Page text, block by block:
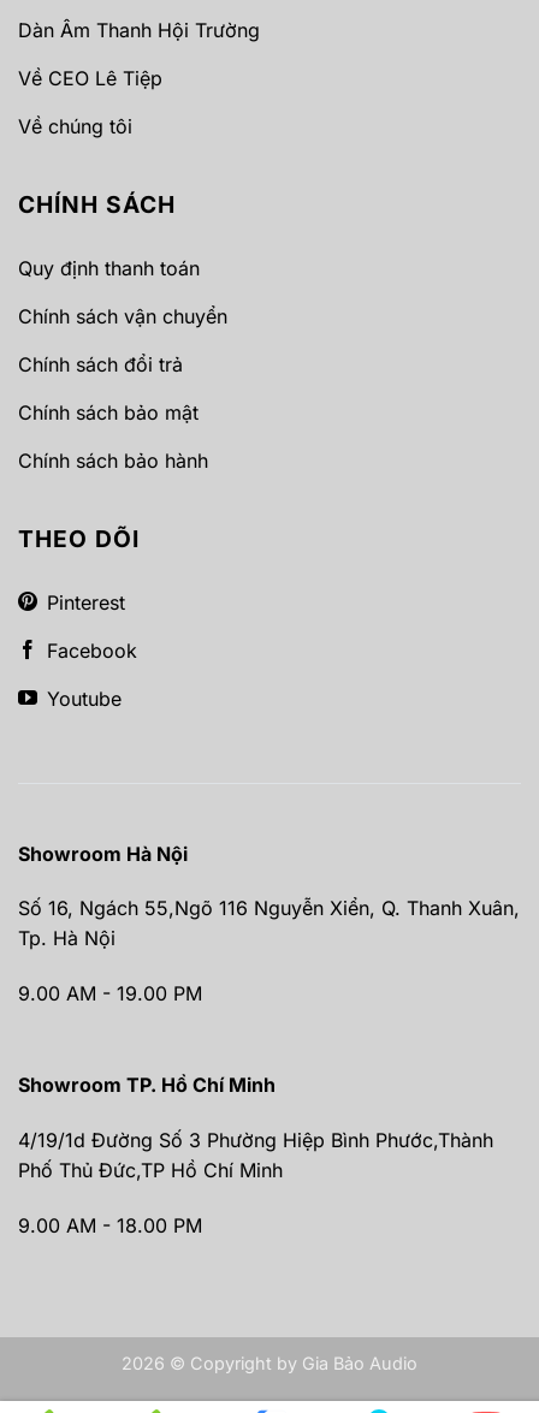
Dàn Âm Thanh Hội Trường
Về CEO Lê Tiệp
Về chúng tôi
CHÍNH SÁCH
Quy định thanh toán
Chính sách vận chuyển
Chính sách đổi trả
Chính sách bảo mật
Chính sách bảo hành
THEO DÕI
Pinterest
Facebook
Youtube
Showroom Hà Nội
Số 16, Ngách 55,Ngõ 116 Nguyễn Xiển, Q. Thanh Xuân,
Tp. Hà Nội
9.00 AM - 19.00 PM
Showroom TP. Hồ Chí Minh
4/19/1d Đường Số 3 Phường Hiệp Bình Phước,Thành
Phố Thủ Đức,TP Hồ Chí Minh
9.00 AM - 18.00 PM
2026 © Copyright by Gia Bảo Audio